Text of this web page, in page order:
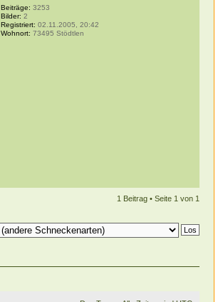
Beiträge: 3253
Bilder: 2
Registriert: 02.11.2005, 20:42
Wohnort: 73495 Stödtlen
1 Beitrag • Seite 1 von 1